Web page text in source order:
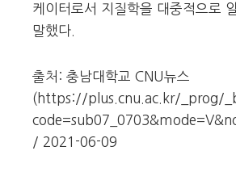
케이터로서 지질학을 대중적으로
말했다.
출처: 충남대학교 CNU뉴스
(https://plus.cnu.ac.kr/_prog/
/ 2021-06-09